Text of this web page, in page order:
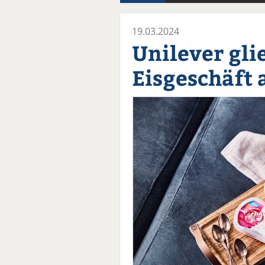
19.03.2024
Unilever
Eisgeschäft